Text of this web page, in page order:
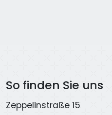
So finden Sie uns
Zeppelinstraße 15